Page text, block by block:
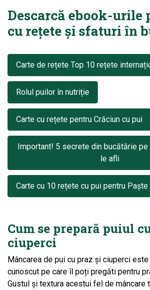
Descarcă ebook-urile
cu rețete și sfaturi în
Carte de rețete Top 10 rețete
Rolul puilor în nutriție
Carte cu rețete pentru Crăciun cu pui
Important! 5 secrete din bucătărie
le afli
Carte cu 10 rețete cu pui pentru Paște
Cum se prepară puiul
ciuperci
Mâncarea de pui cu praz și ciuperci
cunoscut pe care îl poți pregăti pentru
Gustul și textura acestui fel de mâncare